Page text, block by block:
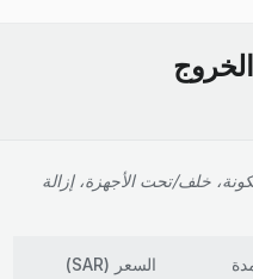
خلف/تحت الأجهزة، إزالة
السعر (
SAR
)